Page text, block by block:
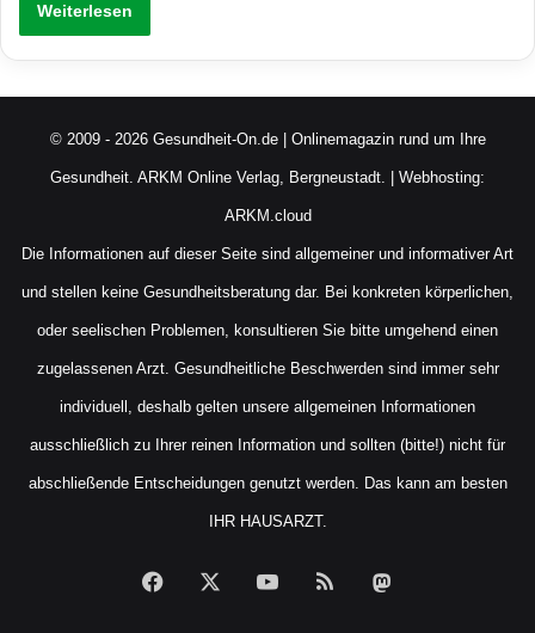
Weiterlesen
© 2009 - 2026 Gesundheit-On.de | Onlinemagazin rund um Ihre
Gesundheit. ARKM Online Verlag, Bergneustadt. | Webhosting:
ARKM.cloud
Die Informationen auf dieser Seite sind allgemeiner und informativer Art
und stellen keine Gesundheitsberatung dar. Bei konkreten körperlichen,
oder seelischen Problemen, konsultieren Sie bitte umgehend einen
zugelassenen Arzt. Gesundheitliche Beschwerden sind immer sehr
individuell, deshalb gelten unsere allgemeinen Informationen
ausschließlich zu Ihrer reinen Information und sollten (bitte!) nicht für
abschließende Entscheidungen genutzt werden. Das kann am besten
IHR HAUSARZT.
Facebook YouTubeRSS